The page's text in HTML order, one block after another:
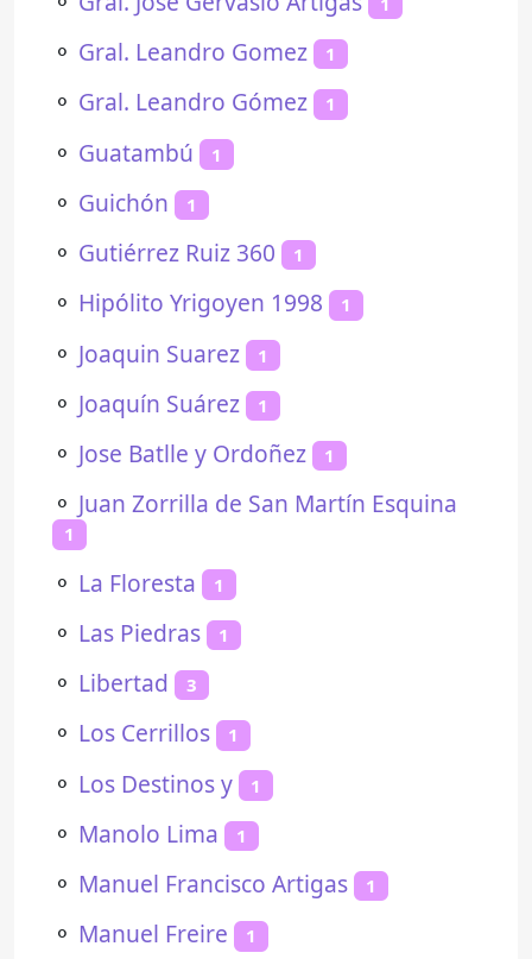
⚬ Gral. Leandro Gomez 1
⚬ Gral. Leandro Gómez 1
⚬ Guatambú 1
⚬ Guichón 1
⚬ Gutiérrez Ruiz 360 1
⚬ Hipólito Yrigoyen 1998 1
⚬ Joaquin Suarez 1
⚬ Joaquín Suárez 1
⚬ Jose Batlle y Ordoñez 1
⚬ Juan Zorrilla de San Martín Esquina
1
⚬ La Floresta 1
⚬ Las Piedras 1
⚬ Libertad 3
⚬ Los Cerrillos 1
⚬ Los Destinos y 1
⚬ Manolo Lima 1
⚬ Manuel Francisco Artigas 1
⚬ Manuel Freire 1